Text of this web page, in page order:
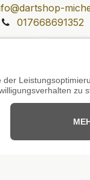
017668691352